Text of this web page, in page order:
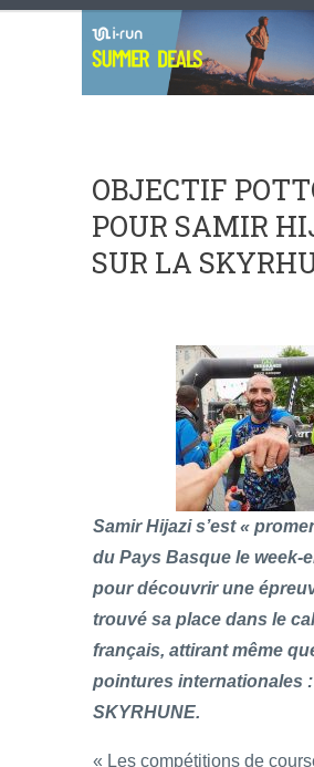
OBJECTIF
POUR SAMIR
SUR LA
Samir Hijazi s’est «
du Pays Basque le week-
pour découvrir une
trouvé sa place dans le
français, attirant même
pointures internationales
SKYRHUNE.
« Les compétitions de